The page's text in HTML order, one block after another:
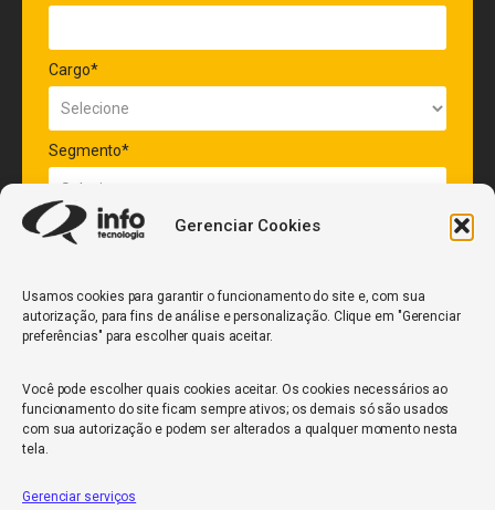
Gerenciar Cookies
Usamos cookies para garantir o funcionamento do site e, com sua
autorização, para fins de análise e personalização. Clique em "Gerenciar
preferências" para escolher quais aceitar.
Você pode escolher quais cookies aceitar. Os cookies necessários ao
funcionamento do site ficam sempre ativos; os demais só são usados
com sua autorização e podem ser alterados a qualquer momento nesta
tela.
Gerenciar serviços
Cargo*
Segmento*
Quantidade de veículos da frota*
ENVIAR